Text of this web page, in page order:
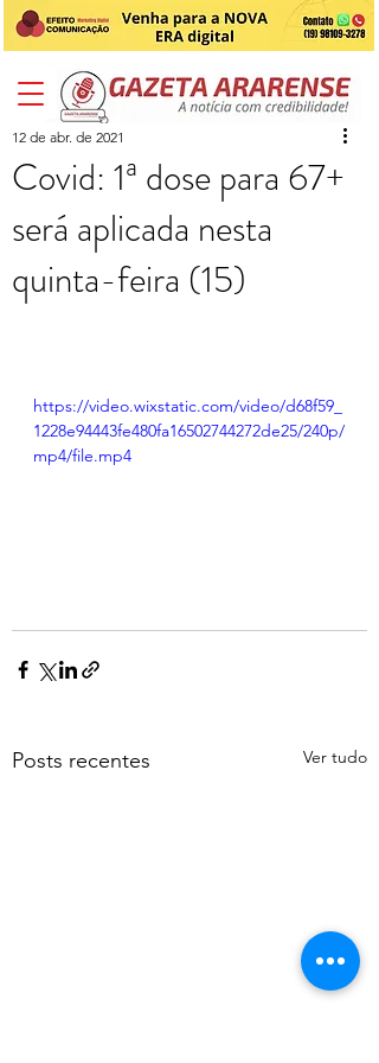
Covid: 1ª dose para 67+
será aplicada nesta
quinta-feira (15)
12 de abr. de 2021
https://video.wixstatic.com/video/d68f59_
1228e94443fe480fa16502744272de25/240p/
mp4/file.mp4
Posts recentes Ver tudo